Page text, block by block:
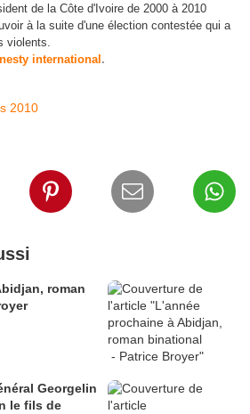
de la Côte d'Ivoire de 2000 à 2010
à la suite d'une élection contestée qui a
violents.
international .
2010
roman
Georgelin
le fils de